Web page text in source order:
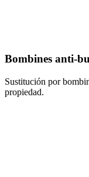
Bombines anti-
Sustitución por
propiedad.